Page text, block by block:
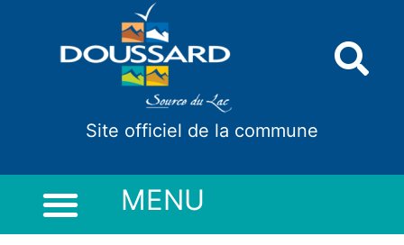
Site officiel de la commune
MENU
Panneau de gestion des cookies